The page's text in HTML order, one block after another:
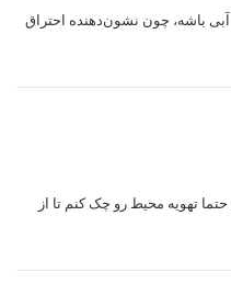
آبی باشه، چون نشون‌دهنده احتراق
تهویه محیط رو چک کنم تا از